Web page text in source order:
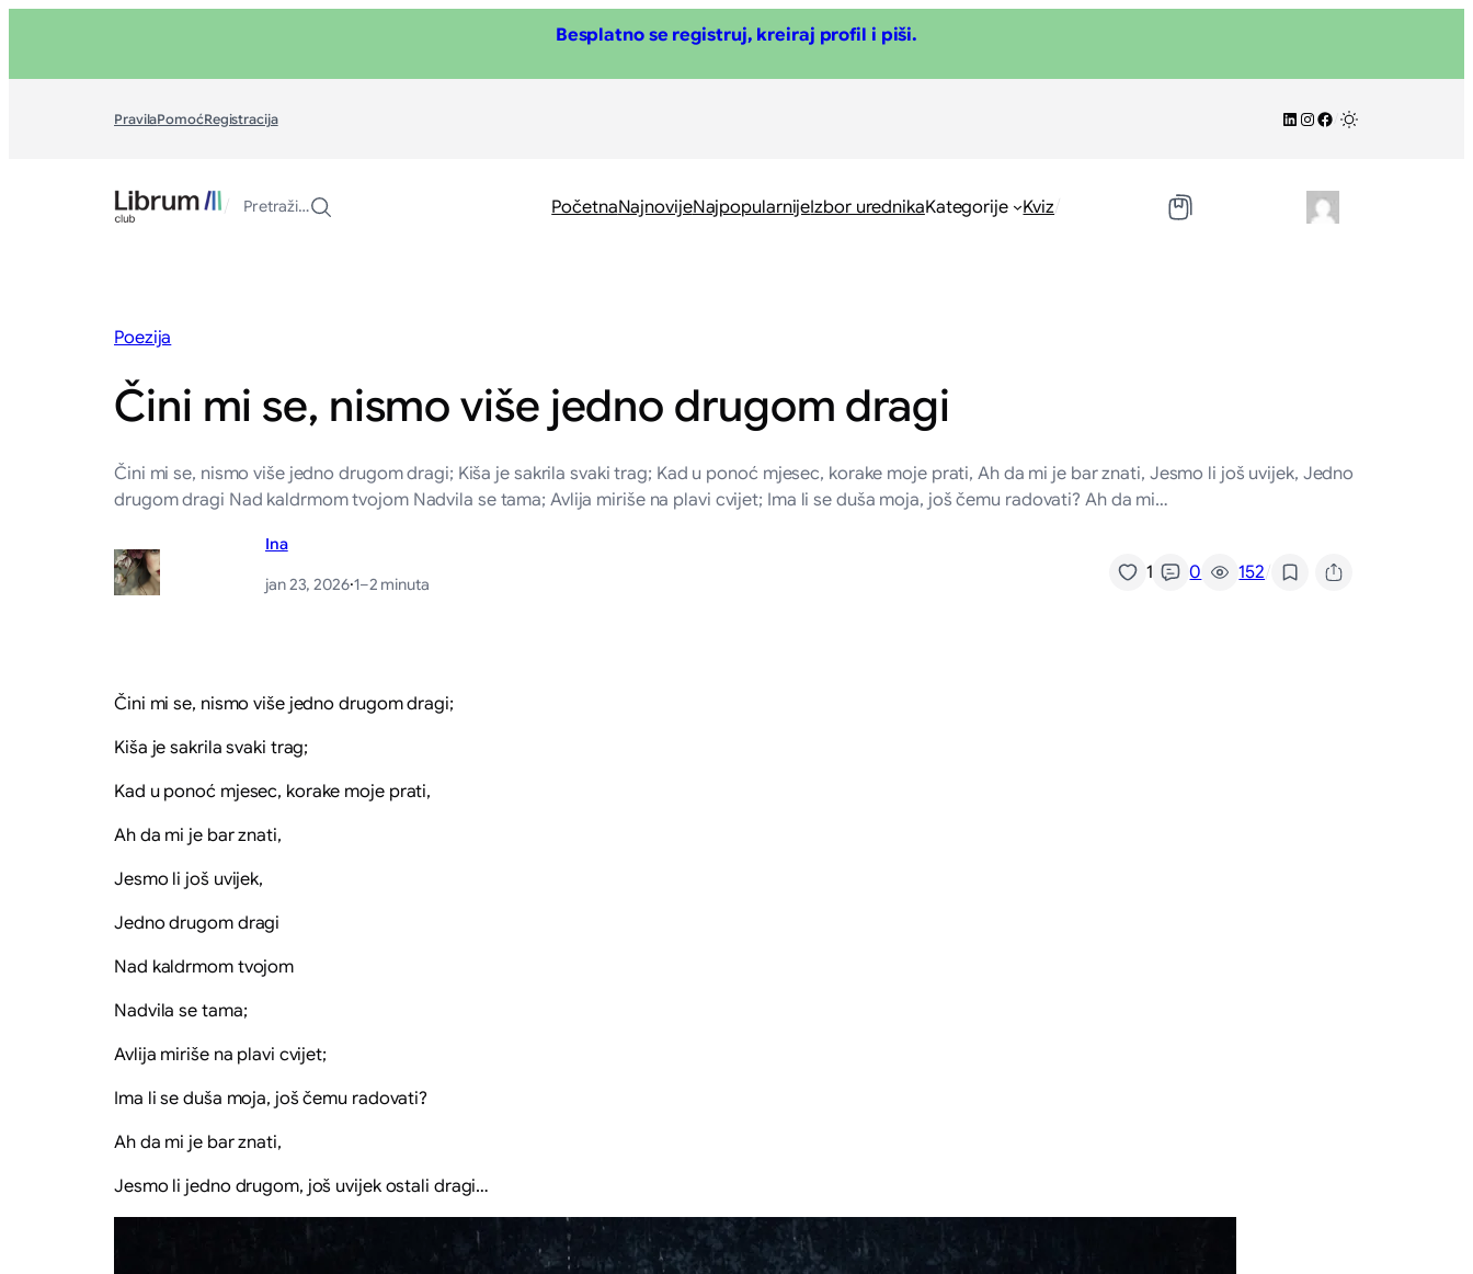
sadržaj
Besplatno se registruj, kreiraj profil i piši.
PravilaPomoćRegistracija LinkedIn
Instagram
Facebook
/ Pretraži… PočetnaNajnovijeNajpopularnijeIzbor urednikaKategorije Kviz/
Poezija
Čini mi se, nismo više jedno drugom dragi
Čini mi se, nismo više jedno drugom dragi; Kiša je sakrila svaki trag; Kad u ponoć mjesec, korake moje prati, Ah da mi je bar znati, Jesmo li još uvijek, Jedno
drugom dragi Nad kaldrmom tvojom Nadvila se tama; Avlija miriše na plavi cvijet; Ima li se duša moja, još čemu radovati? Ah da mi…
Ina
jan 23, 2026·1–2 minuta
1 0 152/
Čini mi se, nismo više jedno drugom dragi;
Kiša je sakrila svaki trag;
Kad u ponoć mjesec, korake moje prati,
Ah da mi je bar znati,
Jesmo li još uvijek,
Jedno drugom dragi
Nad kaldrmom tvojom
Nadvila se tama;
Avlija miriše na plavi cvijet;
Ima li se duša moja, još čemu radovati?
Ah da mi je bar znati,
Jesmo li jedno drugom, još uvijek ostali dragi…